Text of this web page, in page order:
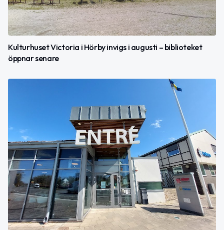
Kulturhuset Victoria i Hörby invigs i augusti – biblioteket
öppnar senare